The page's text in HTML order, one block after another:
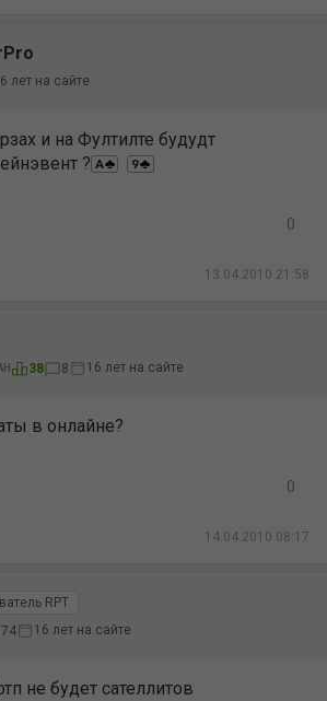
лет на сайте
и на Фултилте будудт
?
13.04.2010 21:58
0
38 8 16 лет на сайте
в онлайне?
14.04.2010 08:17
0
RPT
16 лет на сайте
не будет сателлитов